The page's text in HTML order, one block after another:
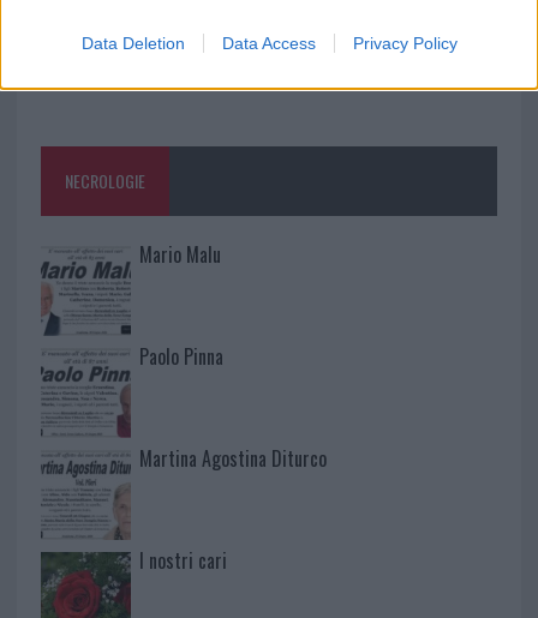
Data Deletion Data Access Privacy Policy
NECROLOGIE
Mario Malu
Paolo Pinna
Martina Agostina Diturco
I nostri cari